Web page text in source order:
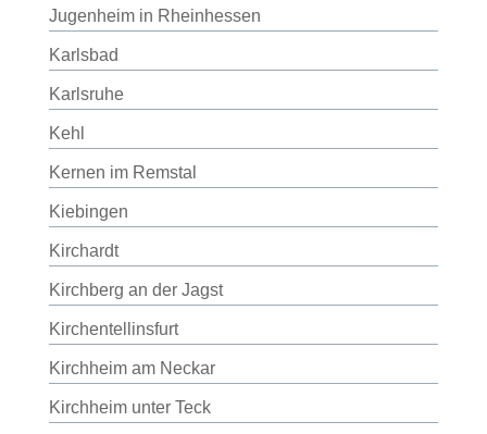
Jugenheim in Rheinhessen
Karlsbad
Karlsruhe
Kehl
Kernen im Remstal
Kiebingen
Kirchardt
Kirchberg an der Jagst
Kirchentellinsfurt
Kirchheim am Neckar
Kirchheim unter Teck